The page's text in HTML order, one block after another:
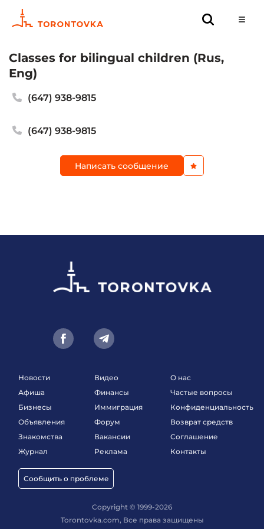
Classes for bilingual children (Rus,
Eng)
(647) 938-9815
(647) 938-9815
Написать сообщение
Новости
Афиша
Бизнесы
Объявления
Знакомства
Журнал
Сообщить о проблеме
Видео
Финансы
Иммиграция
Форум
Вакансии
Реклама
О нас
Частые вопросы
Конфиденциальность
Возврат средств
Соглашение
Контакты
Copyright © 1999-2026
Torontovka.com, Все права защищены